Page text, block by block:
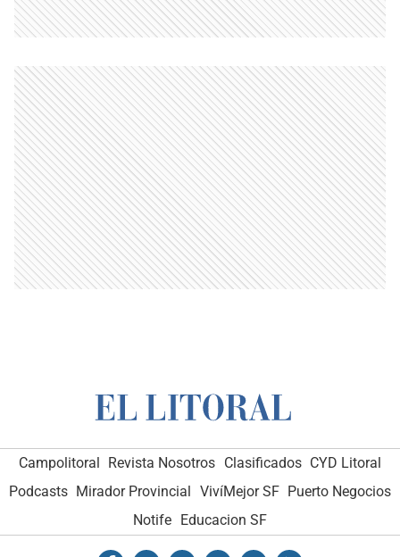
Campolitoral Revista Nosotros Clasificados CYD Litoral
Podcasts Mirador Provincial VivíMejor SF Puerto Negocios
Notife
Educacion SF